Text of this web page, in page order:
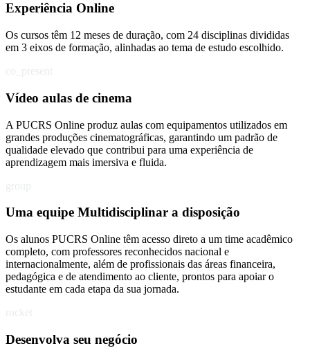
Experiência Online
Os cursos têm 12 meses de duração, com 24 disciplinas divididas
em 3 eixos de formação, alinhadas ao tema de estudo escolhido.
Vídeo aulas de cinema
A PUCRS Online produz aulas com equipamentos utilizados em
grandes produções cinematográficas, garantindo um padrão de
qualidade elevado que contribui para uma experiência de
aprendizagem mais imersiva e fluida.
Uma equipe Multidisciplinar a disposição
Os alunos PUCRS Online têm acesso direto a um time acadêmico
completo, com professores reconhecidos nacional e
internacionalmente, além de profissionais das áreas financeira,
pedagógica e de atendimento ao cliente, prontos para apoiar o
estudante em cada etapa da sua jornada.
Desenvolva seu negócio